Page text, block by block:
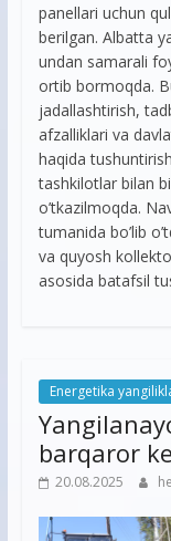
panellari uchun
berilgan. Albatta
undan samarali
ortib bormoqda.
jadallashtirish,
afzalliklari va
haqida
tashkilotlar bilan
o’tkazilmoqda.
tumanida bo’lib
va quyosh
asosida batafsil
Energetika
barqaror
20.08.2025